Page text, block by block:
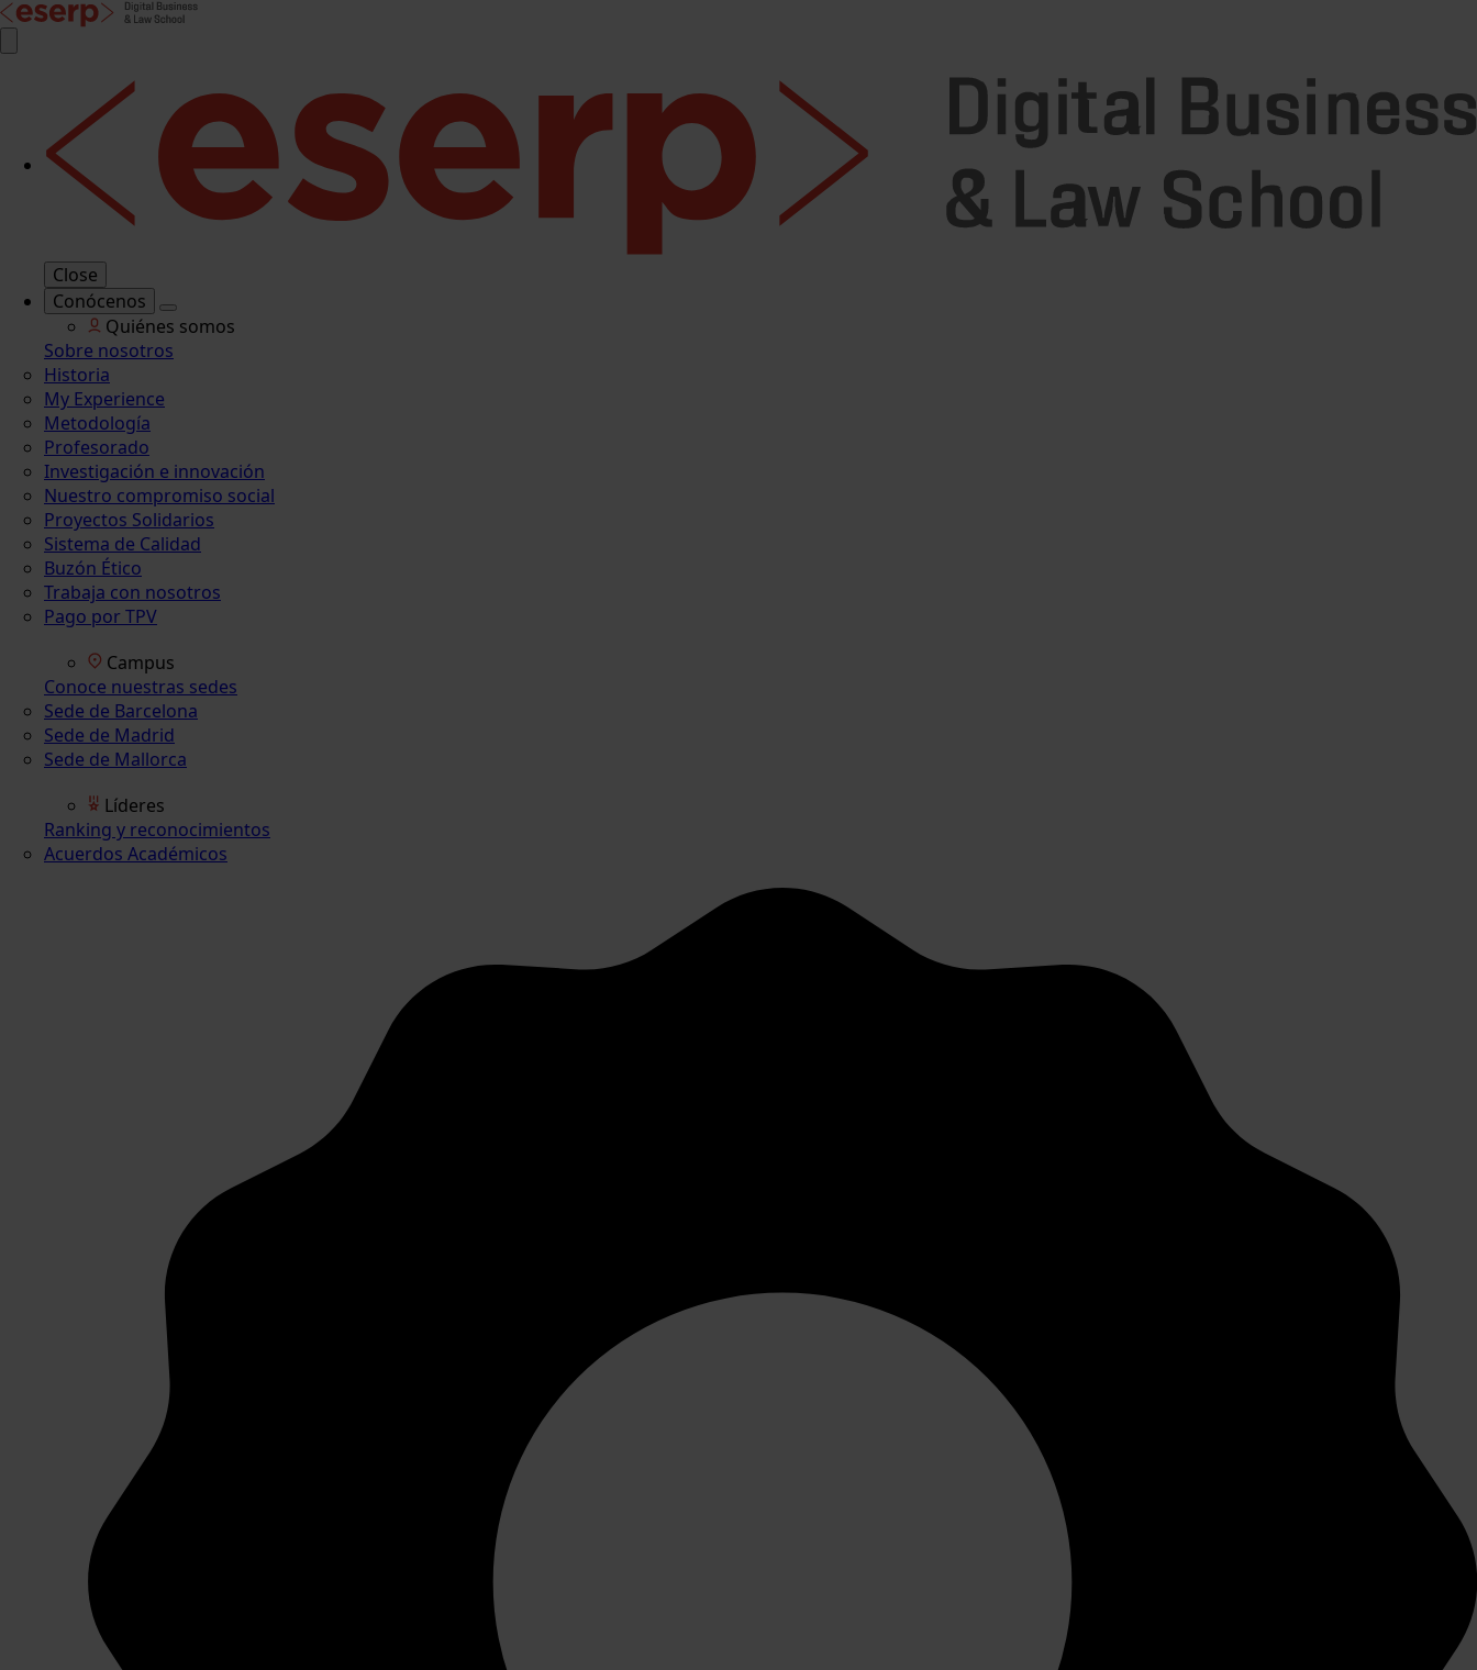
Close
Conócenos
Quiénes somos
Sobre nosotros
Historia
My Experience
Metodología
Profesorado
Investigación e innovación
Nuestro compromiso social
Proyectos Solidarios
Sistema de Calidad
Buzón Ético
Trabaja con nosotros
Pago por TPV
Campus
Conoce nuestras sedes
Sede de Barcelona
Sede de Madrid
Sede de Mallorca
Líderes
Ranking y reconocimientos
Acuerdos Académicos